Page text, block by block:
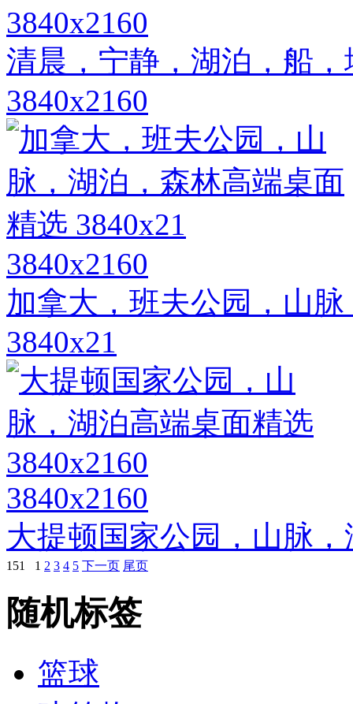
3840x2160
清晨，宁静，湖泊，船
3840x2160
3840x2160
加拿大，班夫公园，山
3840x21
3840x2160
大提顿国家公园，山脉
151 1 2 3 4 5 下一页 尾页
随机标签
篮球